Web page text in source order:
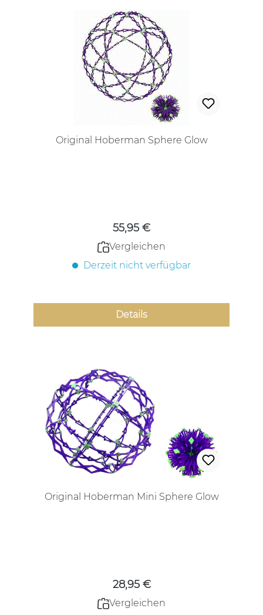
Original Hoberman Sphere Glow
55,95 €
Vergleichen
Derzeit nicht verfügbar
Details
Original Hoberman Mini Sphere Glow
28,95 €
Vergleichen